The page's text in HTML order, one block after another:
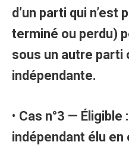
d’un parti qui n’est
terminé ou perdu)
sous un autre parti
indépendante.
• Cas n°3 — Éligible
indépendant élu